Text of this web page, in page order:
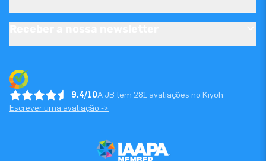
9.4/10A JB tem 281 avaliações no Kiyoh
Escrever uma avaliação ->